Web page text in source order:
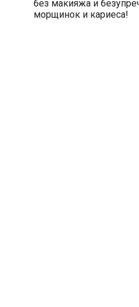
без макияжа и
морщинок и кариеса!